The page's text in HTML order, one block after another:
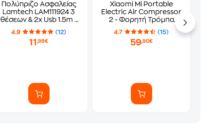
Πολύπριζο Ασφαλείας
Lamtech LAM111924 3
θέσεων & 2x Usb 1.5m -
Μαύρο
4.9 (12)
11,99€
Xiaomi Mi Portable
Electric Air Compressor
2 - Φορητή Τρόμπα
Αέρα
4.7 (15)
59,90€